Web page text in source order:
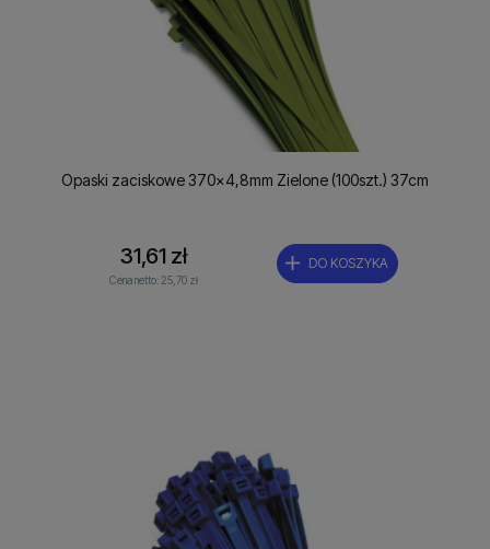
Opaski zaciskowe 370x4,8mm Zielone (100szt.) 37cm
31,61 zł
Cena netto: 25,70 zł
DO KOSZYKA